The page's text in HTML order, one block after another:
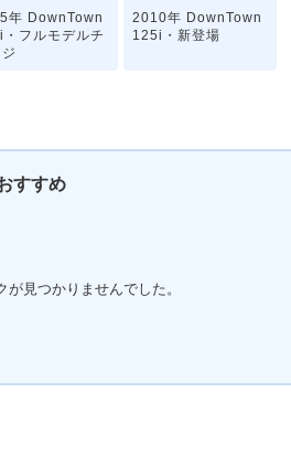
年 DownTown
フルモデルチ
2010年 DownTown
125i・新登場
すすめ
が見つかりませんでした。